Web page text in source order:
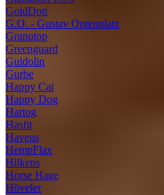
GoldDott
G.O. - Gustav Optenplatz
Granutop
Greenguard
Guidolin
Gurbe
Happy Cat
Happy Dog
Hartog
Hasfit
Havens
HempFlax
Hilkens
Horse Hage
Höveler